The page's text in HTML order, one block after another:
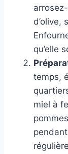
d’olive,
qu’elle
temps,
miel à